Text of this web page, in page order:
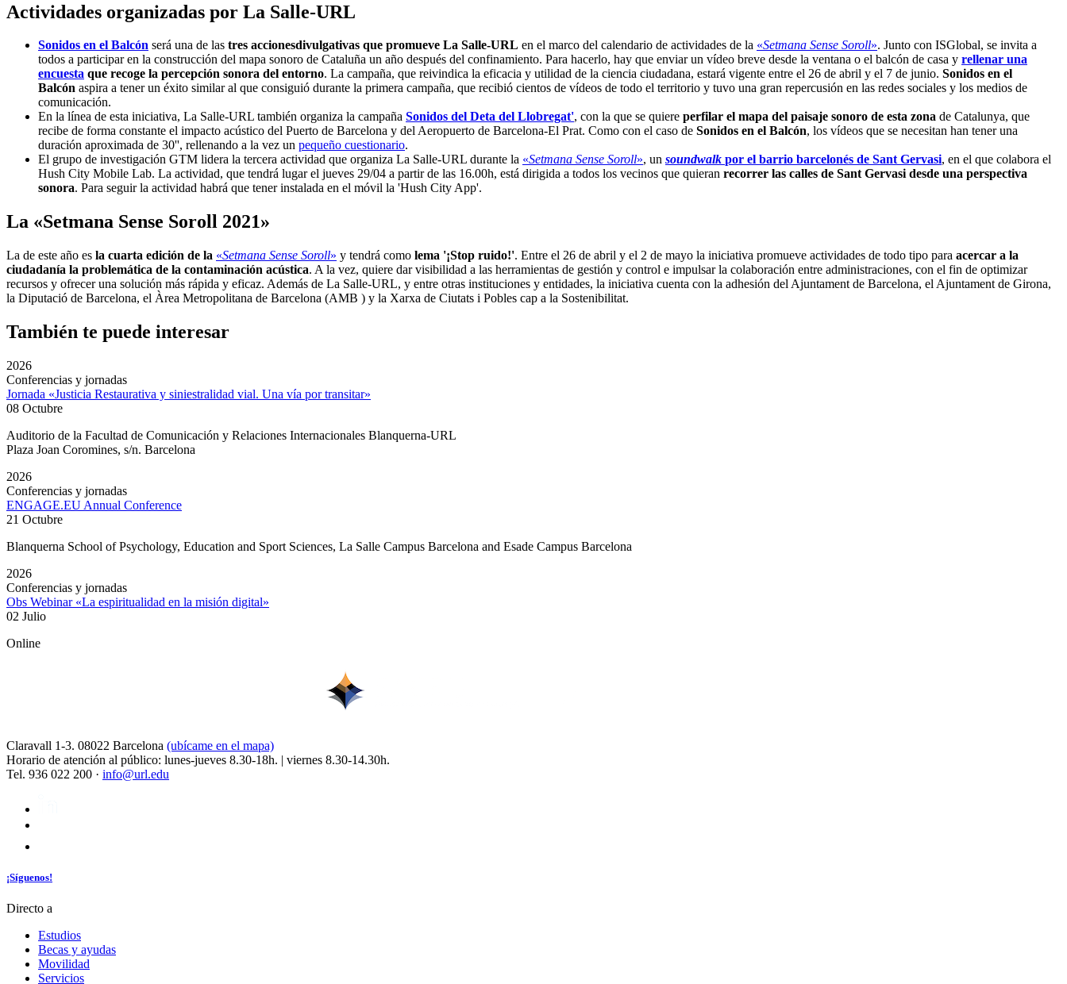
Actividades organizadas por La Salle-URL
Sonidos en el Balcón será una de las tres accionesdivulgativas que promueve La Salle-URL en el marco del calendario de actividades de la «Setmana Sense Soroll». Junto con ISGlobal, se invita a
todos a participar en la construcción del mapa sonoro de Cataluña un año después del confinamiento. Para hacerlo, hay que enviar un vídeo breve desde la ventana o el balcón de casa y rellenar una
encuesta que recoge la percepción sonora del entorno. La campaña, que reivindica la eficacia y utilidad de la ciencia ciudadana, estará vigente entre el 26 de abril y el 7 de junio. Sonidos en el
Balcón aspira a tener un éxito similar al que consiguió durante la primera campaña, que recibió cientos de vídeos de todo el territorio y tuvo una gran repercusión en las redes sociales y los medios de
comunicación.
En la línea de esta iniciativa, La Salle-URL también organiza la campaña Sonidos del Deta del Llobregat', con la que se quiere perfilar el mapa del paisaje sonoro de esta zona de Catalunya, que
recibe de forma constante el impacto acústico del Puerto de Barcelona y del Aeropuerto de Barcelona-El Prat. Como con el caso de Sonidos en el Balcón, los vídeos que se necesitan han tener una
duración aproximada de 30'', rellenando a la vez un pequeño cuestionario.
El grupo de investigación GTM lidera la tercera actividad que organiza La Salle-URL durante la «Setmana Sense Soroll», un soundwalk por el barrio barcelonés de Sant Gervasi, en el que colabora el
Hush City Mobile Lab. La actividad, que tendrá lugar el jueves 29/04 a partir de las 16.00h, está dirigida a todos los vecinos que quieran recorrer las calles de Sant Gervasi desde una perspectiva
sonora. Para seguir la actividad habrá que tener instalada en el móvil la 'Hush City App'.
La «Setmana Sense Soroll 2021»
La de este año es la cuarta edición de la «Setmana Sense Soroll» y tendrá como lema '¡Stop ruido!'. Entre el 26 de abril y el 2 de mayo la iniciativa promueve actividades de todo tipo para acercar a la
ciudadanía la problemática de la contaminación acústica. A la vez, quiere dar visibilidad a las herramientas de gestión y control e impulsar la colaboración entre administraciones, con el fin de optimizar
recursos y ofrecer una solución más rápida y eficaz. Además de La Salle-URL, y entre otras instituciones y entidades, la iniciativa cuenta con la adhesión del Ajuntament de Barcelona, ​​el Ajuntament de Girona,
la Diputació de Barcelona, ​​el Àrea Metropolitana de Barcelona (AMB ) y la Xarxa de Ciutats i Pobles cap a la Sostenibilitat.
También te puede interesar
2026
Conferencias y jornadas
Jornada «Justicia Restaurativa y siniestralidad vial. Una vía por transitar»
08 Octubre
Auditorio de la Facultad de Comunicación y Relaciones Internacionales Blanquerna-URL
Plaza Joan Coromines, s/n. Barcelona
2026
Conferencias y jornadas
ENGAGE.EU Annual Conference
21 Octubre
Blanquerna School of Psychology, Education and Sport Sciences, La Salle Campus Barcelona and Esade Campus Barcelona
2026
Conferencias y jornadas
Obs Webinar «La espiritualidad en la misión digital»
02 Julio
Online
Claravall 1-3. 08022 Barcelona (ubícame en el mapa)
Horario de atención al público: lunes-jueves 8.30-18h. | viernes 8.30-14.30h.
Tel. 936 022 200 · info@url.edu
¡Síguenos!
Directo a
Estudios
Becas y ayudas
Movilidad
Servicios